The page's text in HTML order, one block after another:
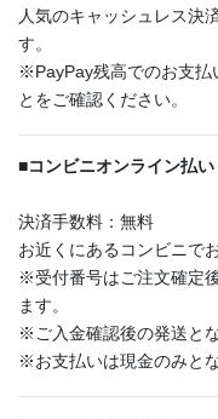
人気のキャッシュレス決
す。
※PayPay残高でのお支払
とをご確認ください。
■コンビニオンライン払い
決済手数料：無料
お近くにあるコンビニで
※受付番号はご注文確定
ます。
※ご入金確認後の発送とな
※お支払いは現金のみとな